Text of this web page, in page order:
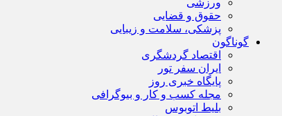
ورزشی
حقوق و قضایی
پزشکی، سلامت و زیبایی
گوناگون
اقتصاد گردشگری
ایران سفر تور
پایگاه خبری روز
مجله کسب و کار و بیوگرافی
بلیط اتوبوس